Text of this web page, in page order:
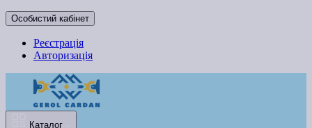
Особистий кабінет
Реєстрація
Авторизація
Каталог